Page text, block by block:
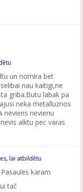
un nomira bet
nau kaitigi,ne
griba.Butu labak pa
neka metalluznos
neviens nevienu
alktu pec varas
lai atbildētu
karam
tač